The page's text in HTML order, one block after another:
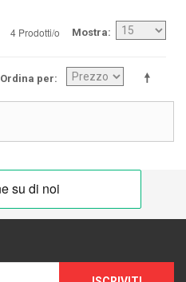
4 Prodotti/o Mostra
Ordina per